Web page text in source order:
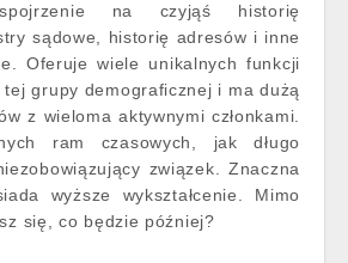
spojrzenie na czyjąś historię
sądowe, historię adresów i inne
Oferuje wiele unikalnych funkcji
grupy demograficznej i ma dużą
z wieloma aktywnymi członkami.
ram czasowych, jak długo
związek. Znaczna
wyższe wykształcenie. Mimo
się, co będzie później?